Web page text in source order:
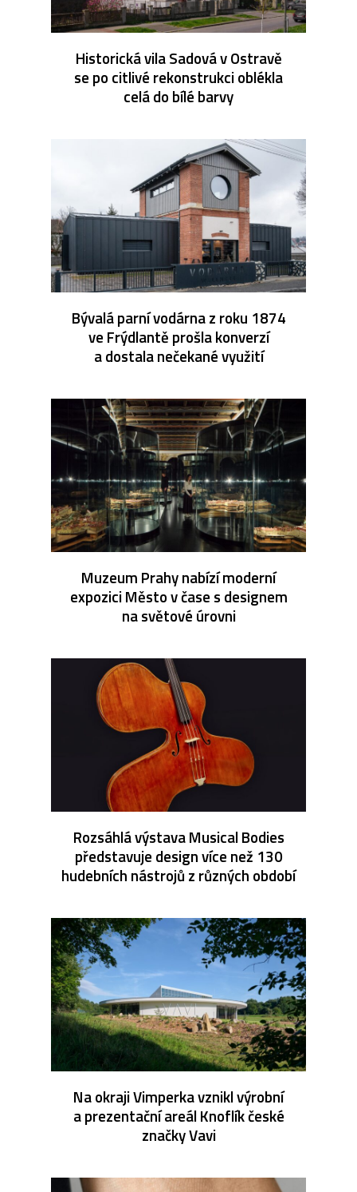
Historická vila Sadová v Ostravě
se po citlivé rekonstrukci oblékla
celá do bílé barvy
Bývalá parní vodárna z roku 1874
ve Frýdlantě prošla konverzí
a dostala nečekané využití
Muzeum Prahy nabízí moderní
expozici Město v čase s designem
na světové úrovni
Rozsáhlá výstava Musical Bodies
představuje design více než 130
hudebních nástrojů z různých období
Na okraji Vimperka vznikl výrobní
a prezentační areál Knoflík české
značky Vavi